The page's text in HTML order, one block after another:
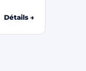
Détails →